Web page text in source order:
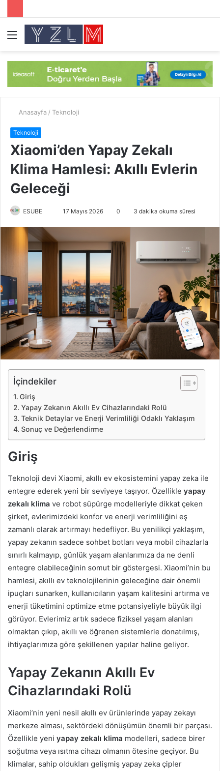
Menü
Anasayfa / Teknoloji
Teknoloji
Xiaomi’den Yapay Zekalı
Klima Hamlesi: Akıllı Evlerin
Geleceği
ESUBE
r
a
g
ö
n
e
k
17 Mayıs 2026 0 3 dakika okuma süresi
İçindekiler
Giriş
Yapay Zekanın Akıllı Ev Cihazlarındaki Rolü
Teknik Detaylar ve Enerji Verimliliği Odaklı Yaklaşım
Sonuç ve Değerlendirme
Giriş
Teknoloji devi Xiaomi, akıllı ev ekosistemini yapay zeka ile
entegre ederek yeni bir seviyeye taşıyor. Özellikle yapay
zekalı klima ve robot süpürge modelleriyle dikkat çeken
şirket, evlerimizdeki konfor ve enerji verimliliğini eş
zamanlı olarak artırmayı hedefliyor. Bu yenilikçi yaklaşım,
yapay zekanın sadece sohbet botları veya mobil cihazlarla
sınırlı kalmayıp, günlük yaşam alanlarımıza da ne denli
entegre olabileceğinin somut bir göstergesi. Xiaomi’nin bu
hamlesi, akıllı ev teknolojilerinin geleceğine dair önemli
ipuçları sunarken, kullanıcıların yaşam kalitesini artırma ve
enerji tüketimini optimize etme potansiyeliyle büyük ilgi
görüyor. Evlerimiz artık sadece fiziksel yaşam alanları
olmaktan çıkıp, akıllı ve öğrenen sistemlerle donatılmış,
ihtiyaçlarımıza göre şekillenen yapılar haline geliyor.
Yapay Zekanın Akıllı Ev
Cihazlarındaki Rolü
Xiaomi’nin yeni nesil akıllı ev ürünlerinde yapay zekayı
merkeze alması, sektördeki dönüşümün önemli bir parçası.
Özellikle yeni yapay zekalı klima modelleri, sadece birer
soğutma veya ısıtma cihazı olmanın ötesine geçiyor. Bu
klimalar, sahip oldukları gelişmiş yapay zeka çipler